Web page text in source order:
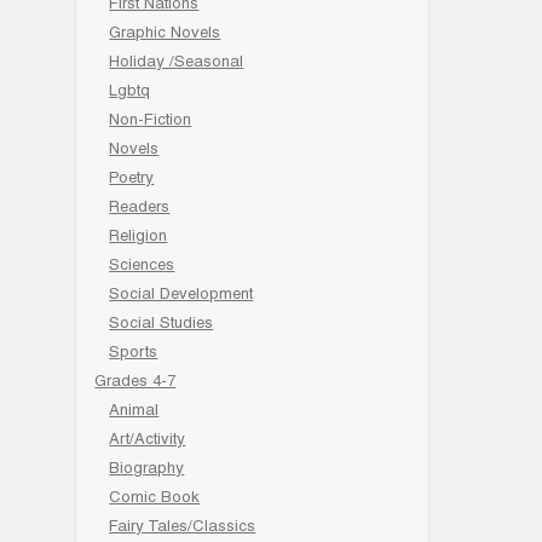
First Nations
Graphic Novels
Holiday /Seasonal
Lgbtq
Non-Fiction
Novels
Poetry
Readers
Religion
Sciences
Social Development
Social Studies
Sports
Grades 4-7
Animal
Art/Activity
Biography
Comic Book
Fairy Tales/Classics